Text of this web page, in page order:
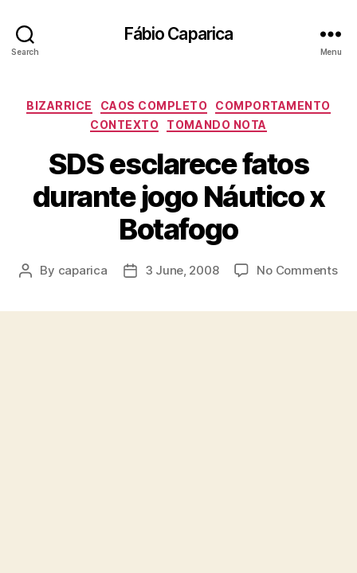
Search
Fábio Caparica
Menu
Categories
BIZARRICE CAOS COMPLETO
COMPORTAMENTO
CONTEXTO
TOMANDO NOTA
SDS esclarece fatos
durante jogo Náutico x
Botafogo
Post
By caparica
Post3 June, 2008 No Commentson